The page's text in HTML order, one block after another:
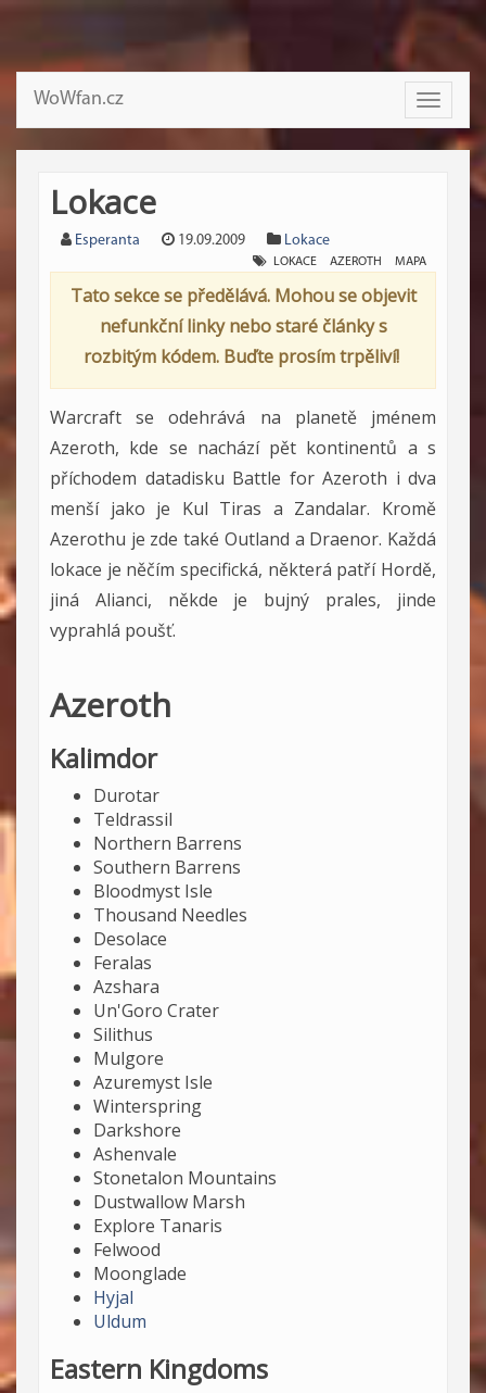
Toggle
WoWfan.cz
Lokace
Esperanta 19.09.2009 Lokace
LOKACE AZEROTH MAPA
Tato sekce se předělává. Mohou se objevit
nefunkční linky nebo staré články s
rozbitým kódem. Buďte prosím trpěliví!
Warcraft se odehrává na planetě jménem
Azeroth, kde se nachází pět kontinentů a s
příchodem datadisku Battle for Azeroth i dva
menší jako je Kul Tiras a Zandalar. Kromě
Azerothu je zde také Outland a Draenor. Každá
lokace je něčím specifická, některá patří Hordě,
jiná Alianci, někde je bujný prales, jinde
vyprahlá poušť.
Azeroth
Kalimdor
Durotar
Teldrassil
Northern Barrens
Southern Barrens
Bloodmyst Isle
Thousand Needles
Desolace
Feralas
Azshara
Un'Goro Crater
Silithus
Mulgore
Azuremyst Isle
Winterspring
Darkshore
Ashenvale
Stonetalon Mountains
Dustwallow Marsh
Explore Tanaris
Felwood
Moonglade
Hyjal
Uldum
Eastern Kingdoms